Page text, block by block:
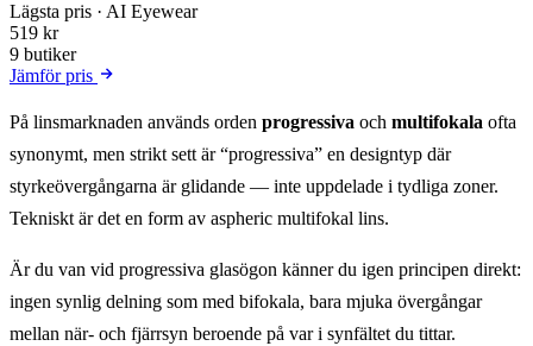
Lägsta pris · AI Eyewear
519 kr
9 butiker
Jämför pris
På linsmarknaden används orden progressiva och multifokala ofta
synonymt, men strikt sett är “progressiva” en designtyp där
styrkeövergångarna är glidande — inte uppdelade i tydliga zoner.
Tekniskt är det en form av aspheric multifokal lins.
Är du van vid progressiva glasögon känner du igen principen direkt:
ingen synlig delning som med bifokala, bara mjuka övergångar
mellan när- och fjärrsyn beroende på var i synfältet du tittar.